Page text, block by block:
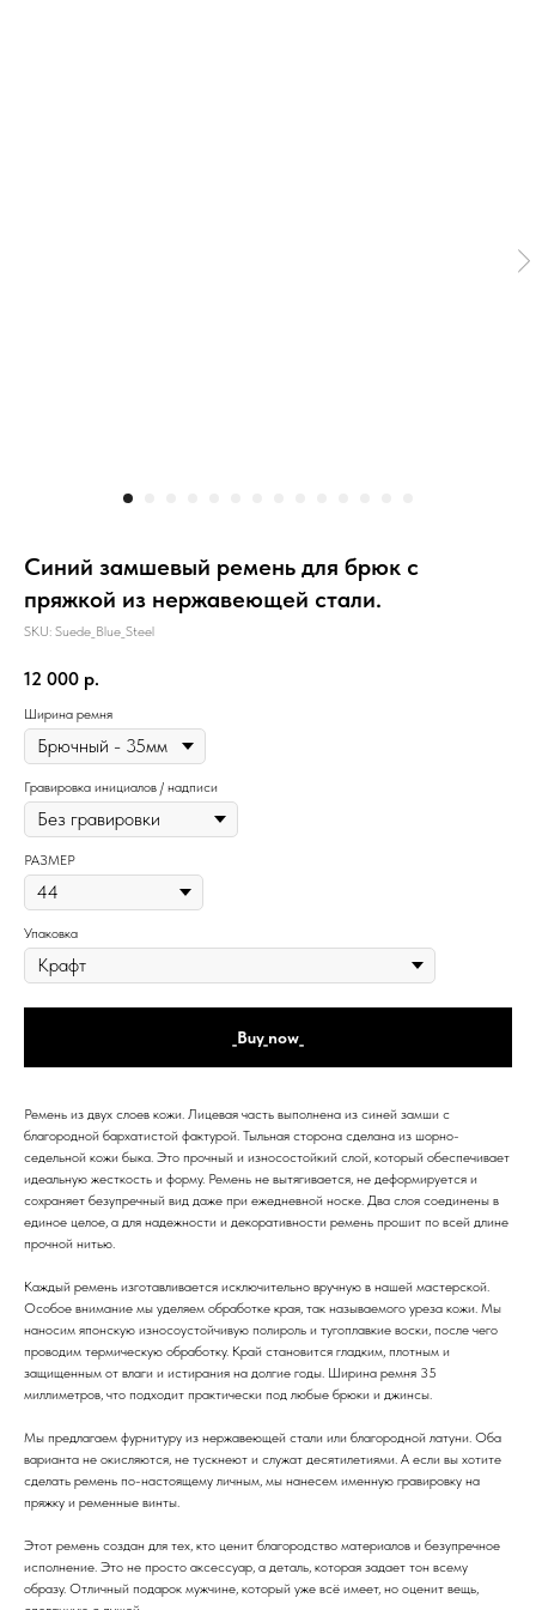
Синий замшевый ремень для брюк с
пряжкой из нержавеющей стали.
SKU: Suede_Blue_Steel
12 000 р.
Ширина ремня
Гравировка инициалов / надписи
РАЗМЕР
Упаковка
_Buy_now_
Ремень из двух слоев кожи. Лицевая часть выполнена из синей замши с
благородной бархатистой фактурой. Тыльная сторона сделана из шорно-
седельной кожи быка. Это прочный и износостойкий слой, который обеспечивает
идеальную жесткость и форму. Ремень не вытягивается, не деформируется и
сохраняет безупречный вид даже при ежедневной носке. Два слоя соединены в
единое целое, а для надежности и декоративности ремень прошит по всей длине
прочной нитью.
Каждый ремень изготавливается исключительно вручную в нашей мастерской.
Особое внимание мы уделяем обработке края, так называемого уреза кожи. Мы
наносим японскую износоустойчивую полироль и тугоплавкие воски, после чего
проводим термическую обработку. Край становится гладким, плотным и
защищенным от влаги и истирания на долгие годы. Ширина ремня 35
миллиметров, что подходит практически под любые брюки и джинсы.
Мы предлагаем фурнитуру из нержавеющей стали или благородной латуни. Оба
варианта не окисляются, не тускнеют и служат десятилетиями. А если вы хотите
сделать ремень по-настоящему личным, мы нанесем именную гравировку на
пряжку и ременные винты.
Этот ремень создан для тех, кто ценит благородство материалов и безупречное
исполнение. Это не просто аксессуар, а деталь, которая задает тон всему
образу. Отличный подарок мужчине, который уже всё имеет, но оценит вещь,